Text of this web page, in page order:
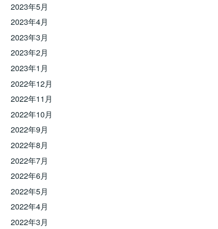
2023年5月
2023年4月
2023年3月
2023年2月
2023年1月
2022年12月
2022年11月
2022年10月
2022年9月
2022年8月
2022年7月
2022年6月
2022年5月
2022年4月
2022年3月